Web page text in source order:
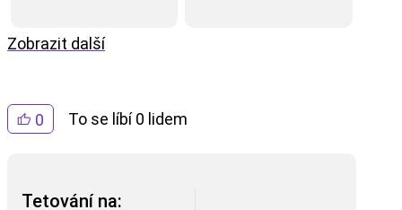
0 To se líbí 0 lidem
Tetování na:
Zobrazit další